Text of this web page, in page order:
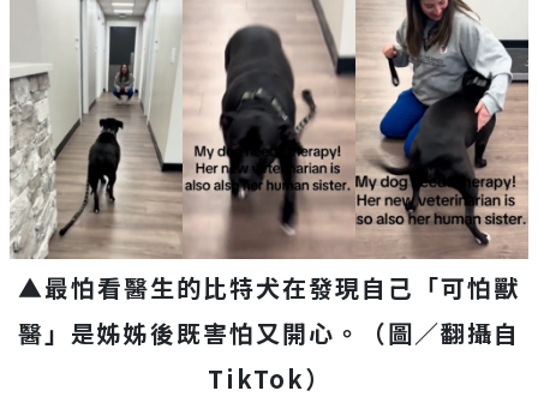
▲最怕看醫生的比特犬在發現自己「可怕獸
醫」是姊姊後既害怕又開心。（圖／翻攝自
TikTok）